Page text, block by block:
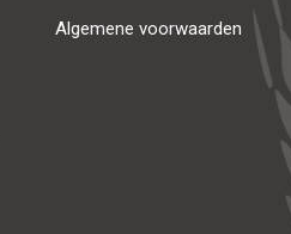
Algemene voorwaarden